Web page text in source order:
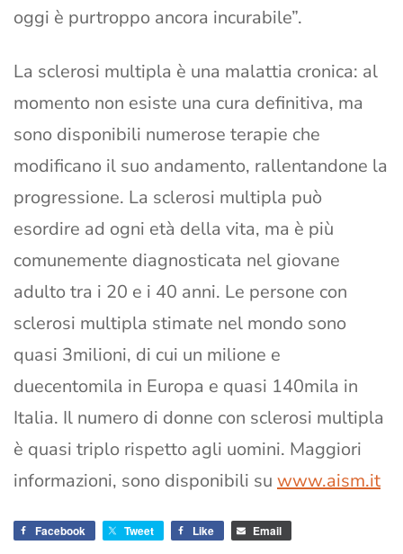
oggi è purtroppo ancora incurabile”.
La sclerosi multipla è una malattia cronica: al
momento non esiste una cura definitiva, ma
sono disponibili numerose terapie che
modificano il suo andamento, rallentandone la
progressione. La sclerosi multipla può
esordire ad ogni età della vita, ma è più
comunemente diagnosticata nel giovane
adulto tra i 20 e i 40 anni. Le persone con
sclerosi multipla stimate nel mondo sono
quasi 3milioni, di cui un milione e
duecentomila in Europa e quasi 140mila in
Italia. Il numero di donne con sclerosi multipla
è quasi triplo rispetto agli uomini. Maggiori
informazioni, sono disponibili su www.aism.it
Facebook Tweet Like Email